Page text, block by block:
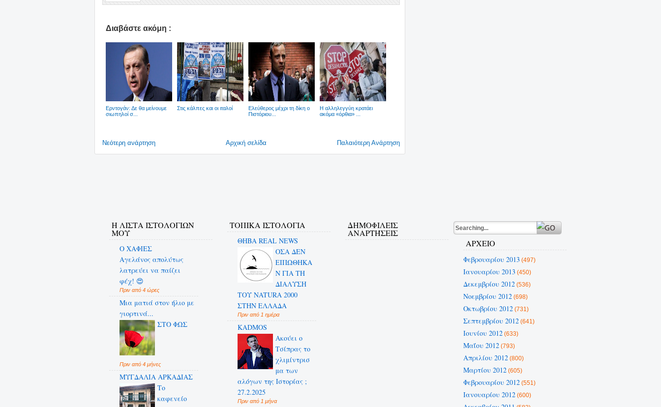
Διαβάστε ακόμη :
Ερντογάν: Δε θα μείνουμε
σιωπηλοί σ...
Στις κάλπες και οι ιταλοί
Ελεύθερος μέχρι τη δίκη ο
Πιστόριου...
Η αλληλεγγύη κρατάει
ακόμα «όρθια» ...
Νεότερη ανάρτηση Παλαιότερη Ανάρτηση
Αρχική σελίδα
Η ΛΙΣΤΑ ΙΣΤΟΛΟΓΙΩΝ
ΜΟΥ
Ο ΧΑΦΙΕΣ
Αγελάνος απολύτως
λατρεύει να παίζει
φέχ! 😍
Πριν από 4 ώρες
Μια ματιά στον ήλιο με
γιορτινά...
ΣΤΟ ΦΩΣ
Πριν από 4 μήνες
ΜΥΓΔΑΛΙΑ ΑΡΚΑΔΙΑΣ
Το
καφενείο
ΤΟΠΙΚΑ ΙΣΤΟΛΟΓΙΑ
ΘΗΒΑ REAL NEWS
ΟΣΑ ΔΕN
ΕΙΠΩΘΗΚΑ
Ν ΓΙΑ ΤΗ
ΔΙΑΛΥΣΗ
ΤΟΥ NATURA 2000
ΣΤΗΝ ΕΛΛΑΔΑ
Πριν από 1 ημέρα
KADMOS
Ακούει ο
Τσίπρας το
χλιμίντρισ
μα των
αλόγων της Ιστορίας ;
27.2.2025
Πριν από 1 μήνα
ΔΗΜΟΦΙΛΕΊΣ
ΑΝΑΡΤΉΣΕΙΣ
ΑΡΧΕΙΟ
Φεβρουαρίου 2013 (497)
Ιανουαρίου 2013 (450)
Δεκεμβρίου 2012(536)
Νοεμβρίου 2012(698)
Οκτωβρίου 2012(731)
Σεπτεμβρίου 2012(641)
Ιουνίου 2012(633)
Μαΐου 2012(793)
Απριλίου 2012(800)
Μαρτίου 2012(605)
Φεβρουαρίου 2012(551)
Ιανουαρίου 2012(600)